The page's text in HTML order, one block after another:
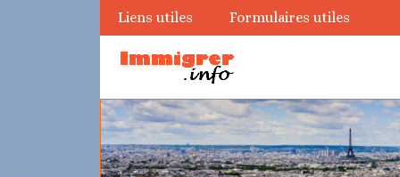
Liens utiles Formulaires utiles